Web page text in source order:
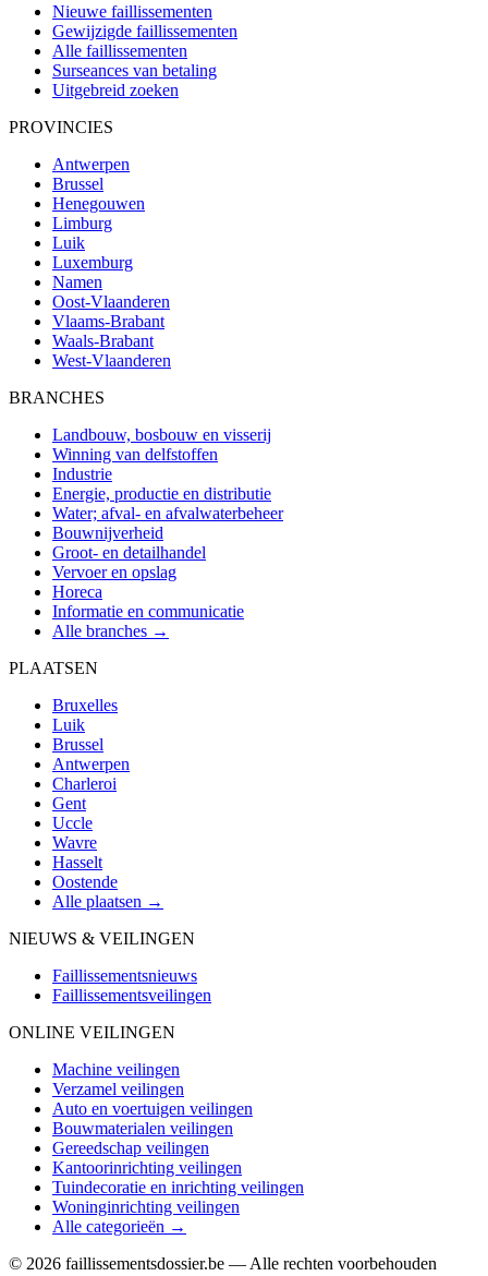
Nieuwe faillissementen
Gewijzigde faillissementen
Alle faillissementen
Surseances van betaling
Uitgebreid zoeken
PROVINCIES
Antwerpen
Brussel
Henegouwen
Limburg
Luik
Luxemburg
Namen
Oost-Vlaanderen
Vlaams-Brabant
Waals-Brabant
West-Vlaanderen
BRANCHES
Landbouw, bosbouw en visserij
Winning van delfstoffen
Industrie
Energie, productie en distributie
Water; afval- en afvalwaterbeheer
Bouwnijverheid
Groot- en detailhandel
Vervoer en opslag
Horeca
Informatie en communicatie
Alle branches →
PLAATSEN
Bruxelles
Luik
Brussel
Antwerpen
Charleroi
Gent
Uccle
Wavre
Hasselt
Oostende
Alle plaatsen →
NIEUWS & VEILINGEN
Faillissementsnieuws
Faillissementsveilingen
ONLINE VEILINGEN
Machine veilingen
Verzamel veilingen
Auto en voertuigen veilingen
Bouwmaterialen veilingen
Gereedschap veilingen
Kantoorinrichting veilingen
Tuindecoratie en inrichting veilingen
Woninginrichting veilingen
Alle categorieën →
© 2026 faillissementsdossier.be — Alle rechten voorbehouden